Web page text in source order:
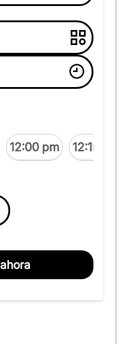
12:00 pm 12:15 pm